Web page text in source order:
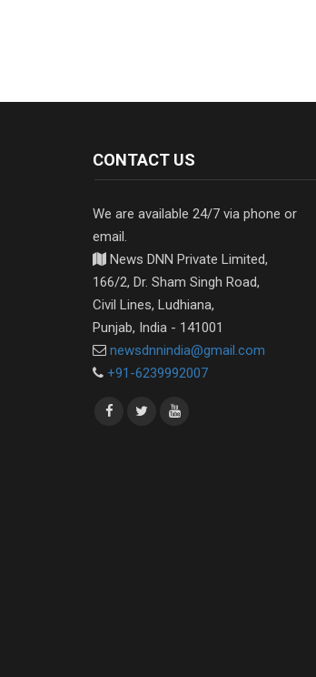
CONTACT US
We are available 24/7 via phone or
email.
News DNN Private Limited,
166/2, Dr. Sham Singh Road,
Civil Lines, Ludhiana,
Punjab, India - 141001
newsdnnindia@gmail.com
+91-6239992007